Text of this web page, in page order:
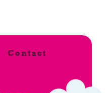
Contact